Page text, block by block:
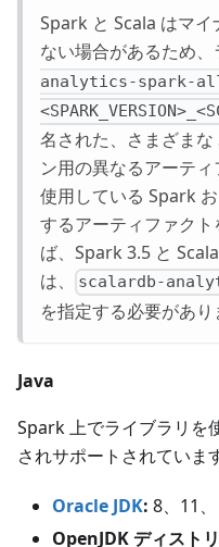
Spark と Scala はマ
ない場合があるため
analytics-spark-
名された、さまざま
ン用の異なるアーティ
使用している Spark
するアーティファク
ば、Spark 3.5 と
は、
scalardb-
を指定する必要があり
Java
Spark 上でライブラリを
されサポートされています
Oracle JDK: 8、11
OpenJDK ディスト